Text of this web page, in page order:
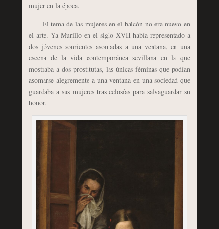
mujer en la época.
El tema de las mujeres en el balcón no era nuevo en
el arte. Ya Murillo en el siglo XVII había representado a
dos jóvenes sonrientes asomadas a una ventana, en una
escena de la vida contemporánea sevillana en la que
mostraba a dos prostitutas, las únicas féminas que podían
asomarse alegremente a una ventana en una sociedad que
guardaba a sus mujeres tras celosías para salvaguardar su
honor.